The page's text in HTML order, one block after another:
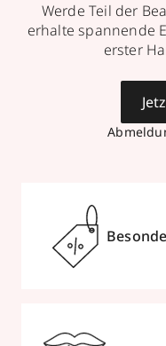
Werde Teil der
erhalte spannende
erster